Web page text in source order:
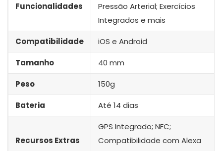
Funcionalidades
Pressão Arterial; Exercícios
Integrados e mais
Compatibilidade iOS e Android
Tamanho 40 mm
Peso 150g
Bateria Até 14 dias
Recursos Extras
GPS Integrado; NFC;
Compatibilidade com Alexa